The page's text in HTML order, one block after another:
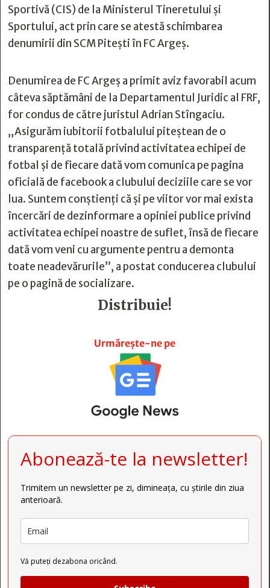
Sportivă (CIS) de la Ministerul Tineretului și
Sportului, act prin care se atestă schimbarea
denumirii din SCM Pitești în FC Argeș.
Denumirea de FC Argeș a primit aviz favorabil acum
câteva săptămâni de la Departamentul Juridic al FRF,
for condus de către juristul Adrian Stîngaciu.
„Asigurăm iubitorii fotbalului piteștean de o
transparență totală privind activitatea echipei de
fotbal și de fiecare dată vom comunica pe pagina
oficială de facebook a clubului deciziile care se vor
lua. Suntem conștienți că și pe viitor vor mai exista
încercări de dezinformare a opiniei publice privind
activitatea echipei noastre de suflet, însă de fiecare
dată vom veni cu argumente pentru a demonta
toate neadevărurile”, a postat conducerea clubului
pe o pagină de socializare.
Distribuie!
Urmărește-ne pe
Abonează-te la newsletter!
Trimitem un newsletter pe zi, dimineața, cu știrile din ziua
anterioară.
Vă puteți dezabona oricând.